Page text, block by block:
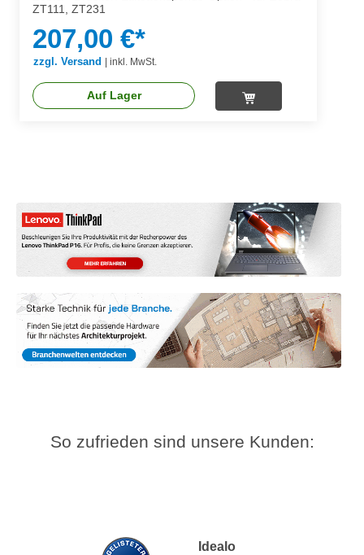
ZT111, ZT231
207,00 €*
zzgl. Versand | inkl. MwSt.
Auf Lager
So zufrieden sind unsere Kunden:
Idealo